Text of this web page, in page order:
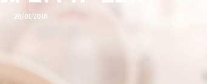
28/01/2018